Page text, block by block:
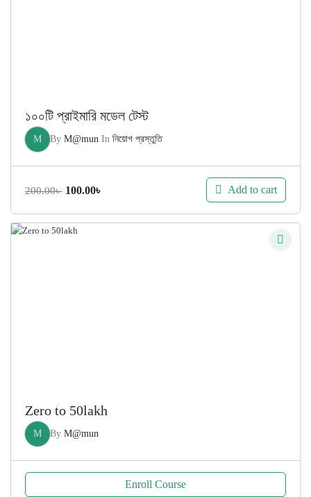
১০০টি প্রাইমারি মডেল টেস্ট
M By M@mun In নিয়োগ প্রস্তুতি
200.00৳ Original
was:
100.00৳
is:
Add to cart
Zero to 50lakh
M By M@mun
Enroll Course